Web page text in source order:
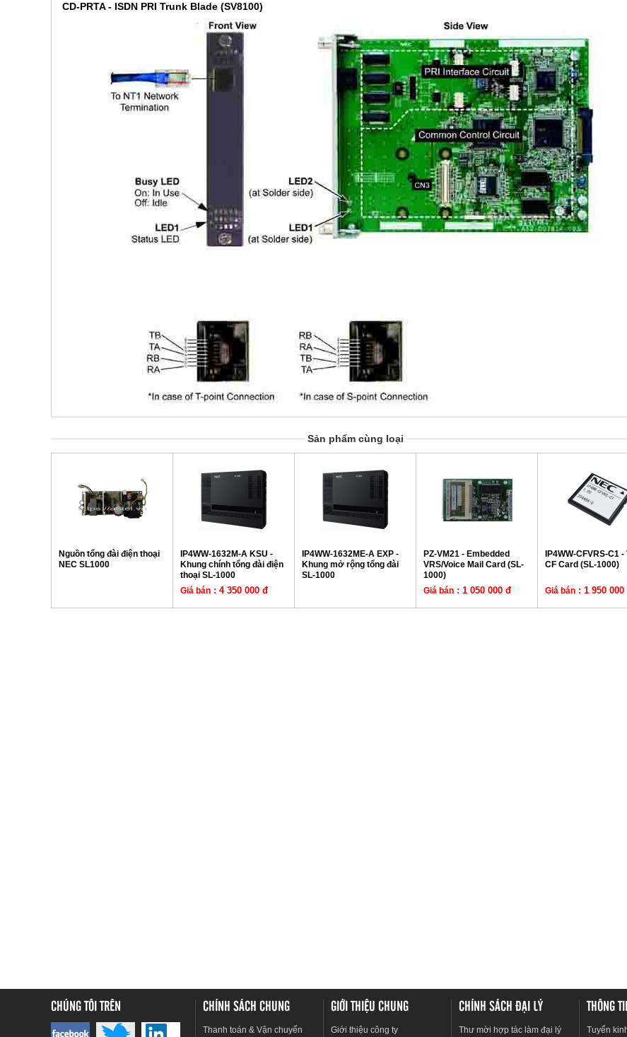
CD-PRTA - ISDN PRI Trunk Blade (SV8100)
Sản phẩm cùng loại
Nguồn tổng đài điện thoại
NEC SL1000
IP4WW-1632M-A KSU -
Khung chính tổng đài điện
thoại SL-1000
Giá bán : 4 350 000 đ
IP4WW-1632ME-A EXP -
Khung mở rộng tổng đài
SL-1000
PZ-VM21 - Embedded
VRS/Voice Mail Card (SL-
1000)
Giá bán : 1 050 000 đ
IP4WW-CFVRS-C1 -
CF Card (SL-1000)
Giá bán : 1 950 000
CHÚNG TÔI TRÊN CHÍNH SÁCH CHUNG
Thanh toán & Vận chuyển
GIỚI THIỆU CHUNG
Giới thiệu công ty
CHÍNH SÁCH ĐẠI LÝ
Thư mời hợp tác làm đại lý
THÔNG
Tuyển